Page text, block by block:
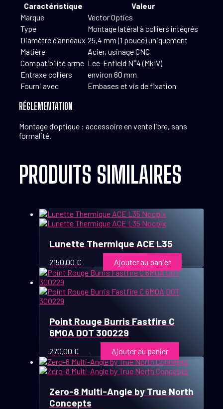
Caractéristique
Valeur
Marque
Vector Optics
Type
Montage latéral à colliers intégrés
Diamètre d’anneaux 25,4 mm (1 pouce) uniquement
Matière
Acier, usinage CNC
Compatibilité arme Lee-Enfield N°4 (MkIV)
Entraxe colliers
environ 60 mm
Fourni avec
Embases et vis de fixation
RÉGLEMENTATION
Montage d’optique : accessoire en vente libre, sans
formalité.
PRODUITS SIMILAIRES
Lunette Thermique ACE L35
2150,00 € Ajouter au panier
Point Rouge Burris Fastfire C
6MOA DOT 300229
270,00 € Ajouter au panier
Zero-8 Multi-Angle by True North
Concepts